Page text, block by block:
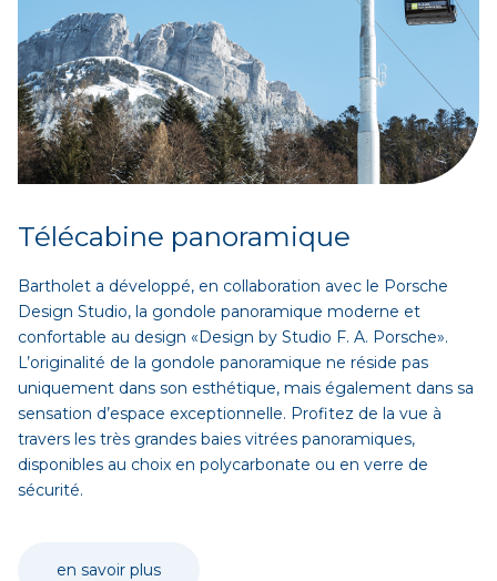
Télécabine panoramique
Bartholet a développé, en collaboration avec le Porsche
Design Studio, la gondole panoramique moderne et
confortable au design «Design by Studio F. A. Porsche».
L’originalité de la gondole panoramique ne réside pas
uniquement dans son esthétique, mais également dans sa
sensation d’espace exceptionnelle. Profitez de la vue à
travers les très grandes baies vitrées panoramiques,
disponibles au choix en polycarbonate ou en verre de
sécurité.
en savoir plus